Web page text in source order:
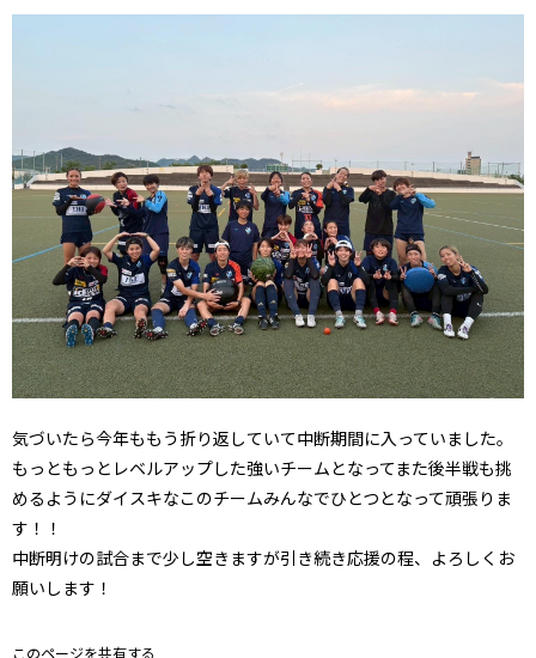
気づいたら今年ももう折り返していて中断期間に入っていました。
もっともっとレベルアップした強いチームとなってまた後半戦も挑
めるようにダイスキなこのチームみんなでひとつとなって頑張りま
す！！
中断明けの試合まで少し空きますが引き続き応援の程、よろしくお
願いします！
このページを共有する